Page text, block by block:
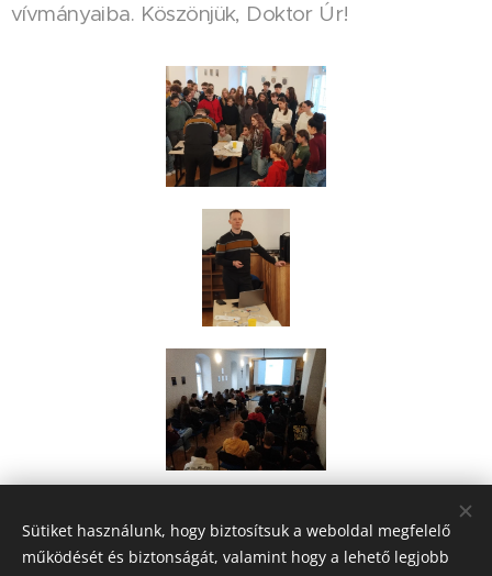
vívmányaiba. Köszönjük, Doktor Úr!
Sütiket használunk, hogy biztosítsuk a weboldal megfelelő
működését és biztonságát, valamint hogy a lehető legjobb